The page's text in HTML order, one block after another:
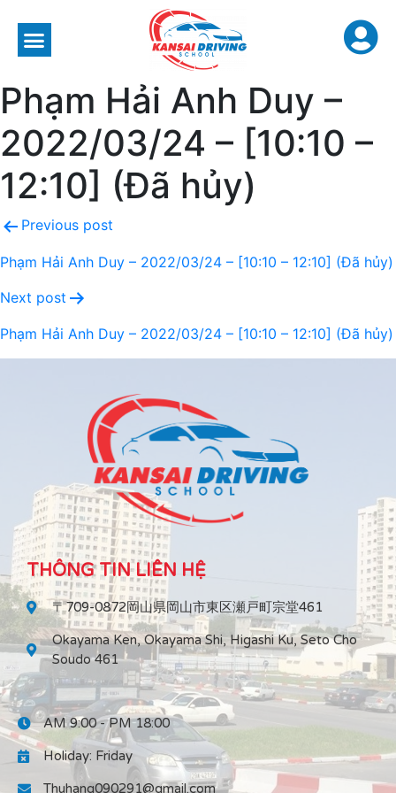
Phạm Hải Anh Duy –
2022/03/24 – [10:10 –
12:10] (Đã hủy)
Previous post
Phạm Hải Anh Duy – 2022/03/24 – [10:10 – 12:10] (Đã hủy)
Next post
Phạm Hải Anh Duy – 2022/03/24 – [10:10 – 12:10] (Đã hủy)
THÔNG TIN LIÊN HỆ
〒709-0872岡山県岡山市東区瀬戸町宗堂461
Okayama Ken, Okayama Shi, Higashi Ku, Seto Cho
Soudo 461
AM 9:00 - PM 18:00
Holiday: Friday
Thuhang090291@gmail.com